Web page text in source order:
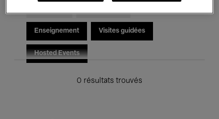
Enseignement Visites guidées
Hosted Events
0 résultats trouvés